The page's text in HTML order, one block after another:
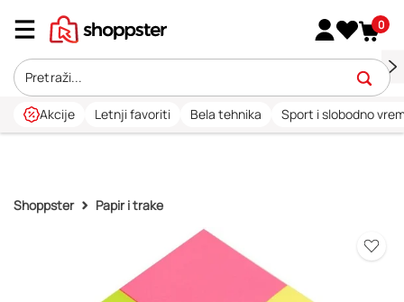
0
Akcije Letnji favoriti Bela tehnika Sport i slobodno
Shoppster Papir i trake